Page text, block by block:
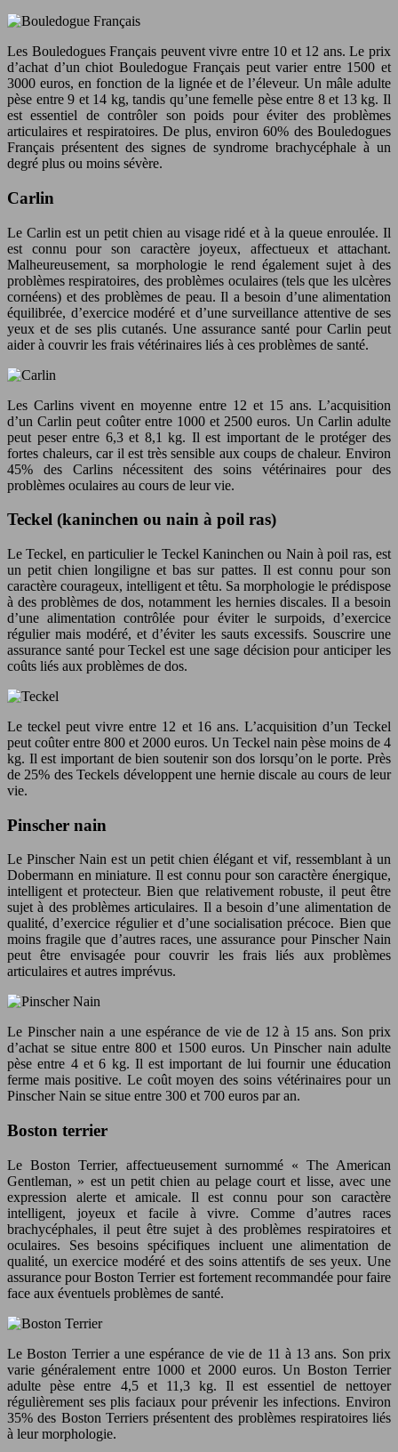
Les Bouledogues Français peuvent vivre entre 10 et 12 ans. Le prix
d’achat d’un chiot Bouledogue Français peut varier entre 1500 et
3000 euros, en fonction de la lignée et de l’éleveur. Un mâle adulte
pèse entre 9 et 14 kg, tandis qu’une femelle pèse entre 8 et 13 kg. Il
est essentiel de contrôler son poids pour éviter des problèmes
articulaires et respiratoires. De plus, environ 60% des Bouledogues
Français présentent des signes de syndrome brachycéphale à un
degré plus ou moins sévère.
Carlin
Le Carlin est un petit chien au visage ridé et à la queue enroulée. Il
est connu pour son caractère joyeux, affectueux et attachant.
Malheureusement, sa morphologie le rend également sujet à des
problèmes respiratoires, des problèmes oculaires (tels que les ulcères
cornéens) et des problèmes de peau. Il a besoin d’une alimentation
équilibrée, d’exercice modéré et d’une surveillance attentive de ses
yeux et de ses plis cutanés. Une assurance santé pour Carlin peut
aider à couvrir les frais vétérinaires liés à ces problèmes de santé.
Les Carlins vivent en moyenne entre 12 et 15 ans. L’acquisition
d’un Carlin peut coûter entre 1000 et 2500 euros. Un Carlin adulte
peut peser entre 6,3 et 8,1 kg. Il est important de le protéger des
fortes chaleurs, car il est très sensible aux coups de chaleur. Environ
45% des Carlins nécessitent des soins vétérinaires pour des
problèmes oculaires au cours de leur vie.
Teckel (kaninchen ou nain à poil ras)
Le Teckel, en particulier le Teckel Kaninchen ou Nain à poil ras, est
un petit chien longiligne et bas sur pattes. Il est connu pour son
caractère courageux, intelligent et têtu. Sa morphologie le prédispose
à des problèmes de dos, notamment les hernies discales. Il a besoin
d’une alimentation contrôlée pour éviter le surpoids, d’exercice
régulier mais modéré, et d’éviter les sauts excessifs. Souscrire une
assurance santé pour Teckel est une sage décision pour anticiper les
coûts liés aux problèmes de dos.
Le teckel peut vivre entre 12 et 16 ans. L’acquisition d’un Teckel
peut coûter entre 800 et 2000 euros. Un Teckel nain pèse moins de 4
kg. Il est important de bien soutenir son dos lorsqu’on le porte. Près
de 25% des Teckels développent une hernie discale au cours de leur
vie.
Pinscher nain
Le Pinscher Nain est un petit chien élégant et vif, ressemblant à un
Dobermann en miniature. Il est connu pour son caractère énergique,
intelligent et protecteur. Bien que relativement robuste, il peut être
sujet à des problèmes articulaires. Il a besoin d’une alimentation de
qualité, d’exercice régulier et d’une socialisation précoce. Bien que
moins fragile que d’autres races, une assurance pour Pinscher Nain
peut être envisagée pour couvrir les frais liés aux problèmes
articulaires et autres imprévus.
Le Pinscher nain a une espérance de vie de 12 à 15 ans. Son prix
d’achat se situe entre 800 et 1500 euros. Un Pinscher nain adulte
pèse entre 4 et 6 kg. Il est important de lui fournir une éducation
ferme mais positive. Le coût moyen des soins vétérinaires pour un
Pinscher Nain se situe entre 300 et 700 euros par an.
Boston terrier
Le Boston Terrier, affectueusement surnommé « The American
Gentleman, » est un petit chien au pelage court et lisse, avec une
expression alerte et amicale. Il est connu pour son caractère
intelligent, joyeux et facile à vivre. Comme d’autres races
brachycéphales, il peut être sujet à des problèmes respiratoires et
oculaires. Ses besoins spécifiques incluent une alimentation de
qualité, un exercice modéré et des soins attentifs de ses yeux. Une
assurance pour Boston Terrier est fortement recommandée pour faire
face aux éventuels problèmes de santé.
Le Boston Terrier a une espérance de vie de 11 à 13 ans. Son prix
varie généralement entre 1000 et 2000 euros. Un Boston Terrier
adulte pèse entre 4,5 et 11,3 kg. Il est essentiel de nettoyer
régulièrement ses plis faciaux pour prévenir les infections. Environ
35% des Boston Terriers présentent des problèmes respiratoires liés
à leur morphologie.